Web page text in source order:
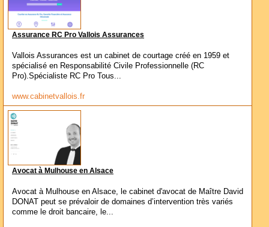
Assurance RC Pro Vallois Assurances
Vallois Assurances est un cabinet de courtage créé en 1959 et
spécialisé en Responsabilité Civile Professionnelle (RC
Pro).Spécialiste RC Pro Tous...
www.cabinetvallois.fr
Avocat à Mulhouse en Alsace
Avocat à Mulhouse en Alsace, le cabinet d'avocat de Maître David
DONAT peut se prévaloir de domaines d’intervention très variés
comme le droit bancaire, le...